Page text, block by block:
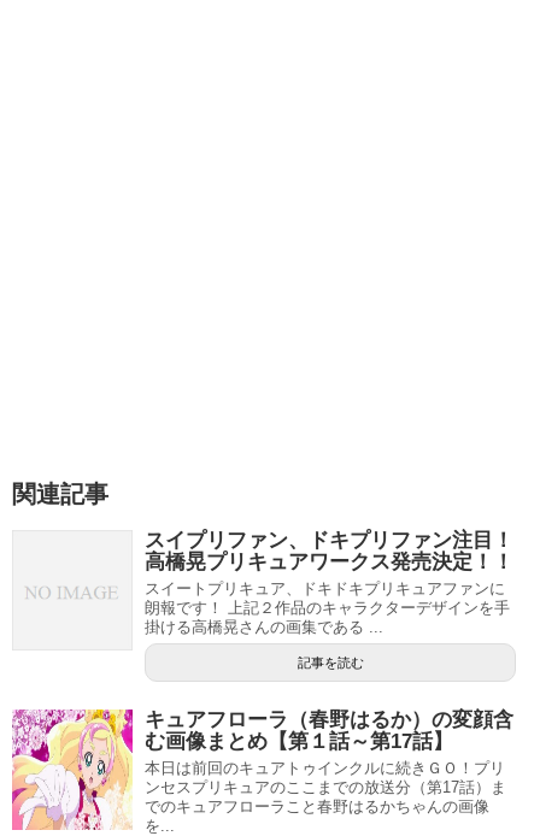
関連記事
スイプリファン、ドキプリファン注目！
高橋晃プリキュアワークス発売決定！！
スイートプリキュア、ドキドキプリキュアファンに
朗報です！ 上記２作品のキャラクターデザインを手
掛ける高橋晃さんの画集である ...
記事を読む
キュアフローラ（春野はるか）の変顔含
む画像まとめ【第１話～第17話】
本日は前回のキュアトゥインクルに続きＧＯ！プリ
ンセスプリキュアのここまでの放送分（第17話）ま
でのキュアフローラこと春野はるかちゃんの画像
を...